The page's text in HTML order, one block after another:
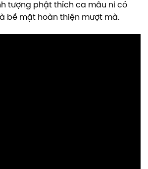
tượng phật thích ca mâu ni có
bề mặt hoàn thiện mượt mà.